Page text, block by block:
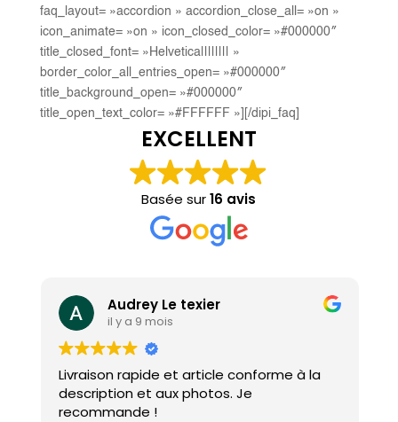
faq_layout= »accordion » accordion_close_all= »on »
icon_animate= »on » icon_closed_color= »#000000″
title_closed_font= »Helvetica|||||||| »
border_color_all_entries_open= »#000000″
title_background_open= »#000000″
title_open_text_color= »#FFFFFF »][/dipi_faq]
EXCELLENT
Basée sur16 avis
Audrey Le texier
il y a 9 mois
Livraison rapide et article conforme à la
description et aux photos. Je
recommande !